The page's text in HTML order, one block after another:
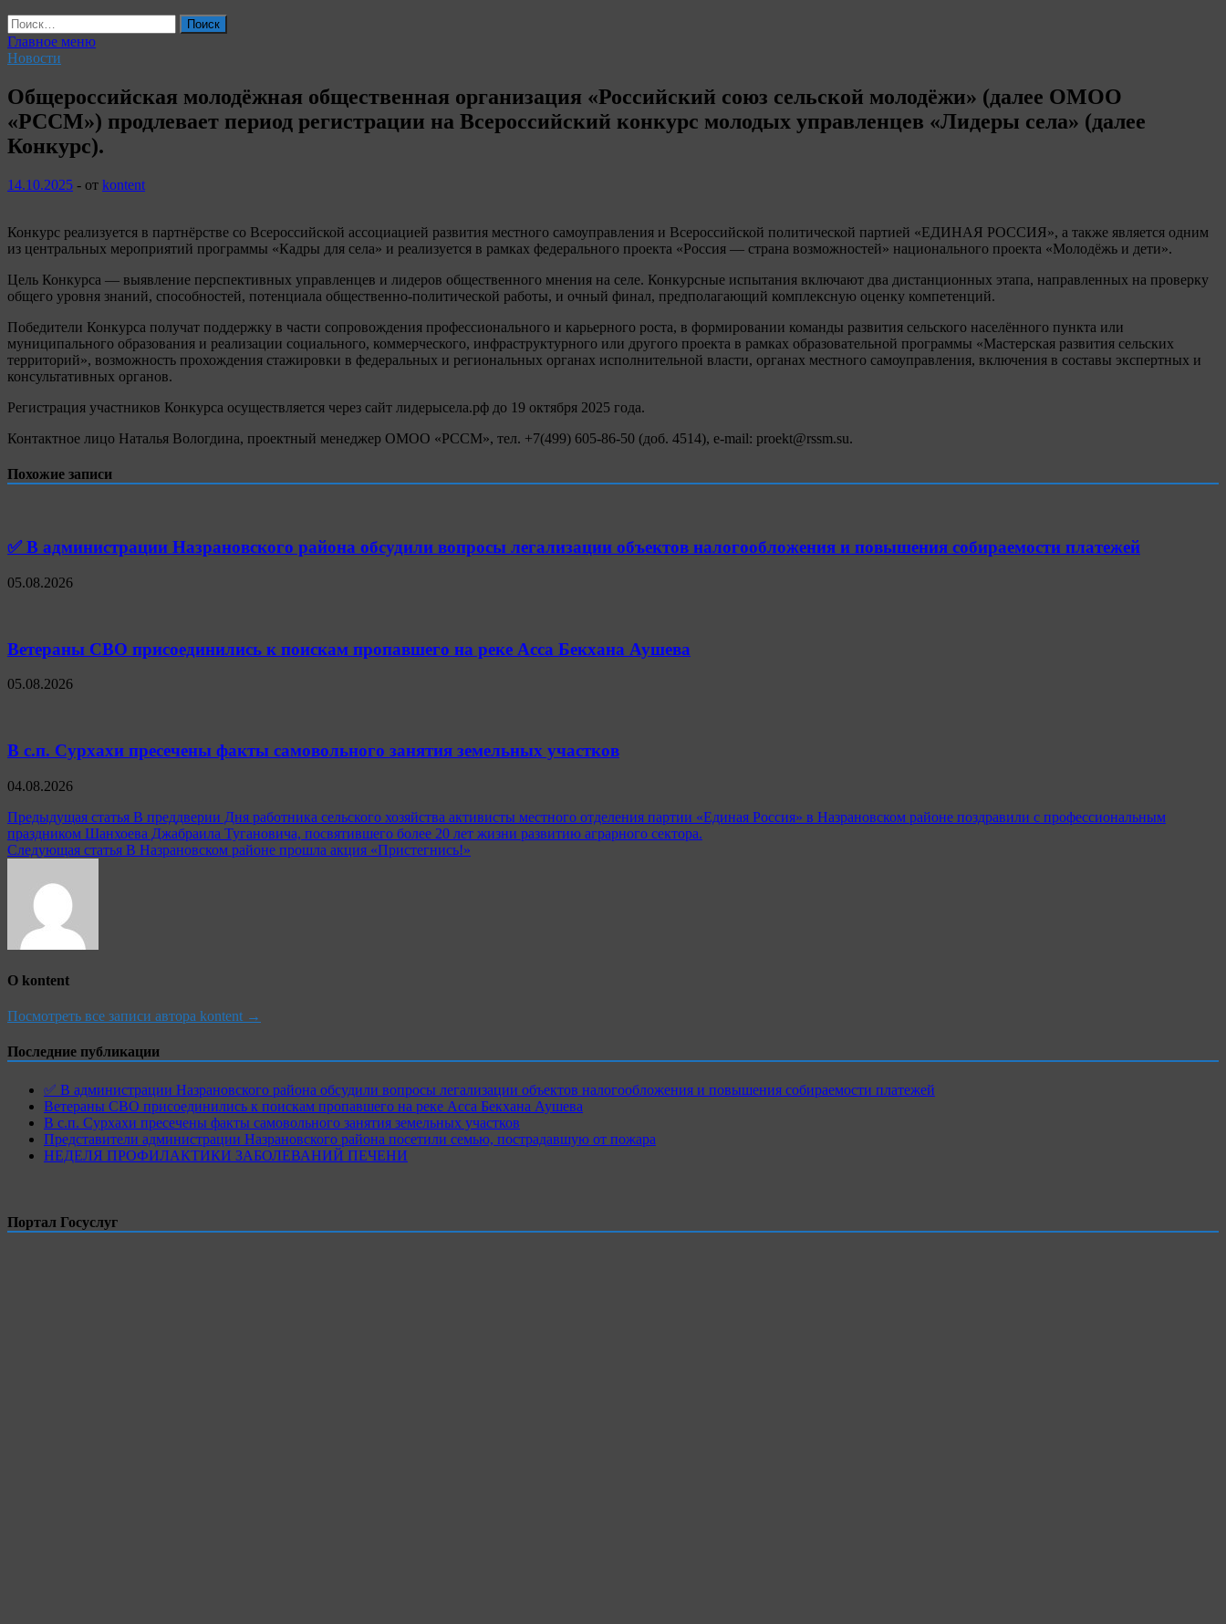
Найти:
Главное меню
Новости
Общероссийская молодёжная общественная организация «Российский союз сельской молодёжи» (далее ОМОО
«РССМ») продлевает период регистрации на Всероссийский конкурс молодых управленцев «Лидеры села» (далее
Конкурс).
14.10.2025 - от kontent
Конкурс реализуется в партнёрстве со Всероссийской ассоциацией развития местного самоуправления и Всероссийской политической партией «ЕДИНАЯ РОССИЯ», а также является одним
из центральных мероприятий программы «Кадры для села» и реализуется в рамках федерального проекта «Россия — страна возможностей» национального проекта «Молодёжь и дети».
Цель Конкурса — выявление перспективных управленцев и лидеров общественного мнения на селе. Конкурсные испытания включают два дистанционных этапа, направленных на проверку
общего уровня знаний, способностей, потенциала общественно-политической работы, и очный финал, предполагающий комплексную оценку компетенций.
Победители Конкурса получат поддержку в части сопровождения профессионального и карьерного роста, в формировании команды развития сельского населённого пункта или
муниципального образования и реализации социального, коммерческого, инфраструктурного или другого проекта в рамках образовательной программы «Мастерская развития сельских
территорий», возможность прохождения стажировки в федеральных и региональных органах исполнительной власти, органах местного самоуправления, включения в составы экспертных и
консультативных органов.
Регистрация участников Конкурса осуществляется через сайт лидерысела.рф до 19 октября 2025 года.
Контактное лицо Наталья Вологдина, проектный менеджер ОМОО «РССМ», тел. +7(499) 605-86-50 (доб. 4514), e-mail: proekt@rssm.su.
Похожие записи
✅ В администрации Назрановского района обсудили вопросы легализации объектов налогообложения и повышения собираемости платежей
05.08.2026
Ветераны СВО присоединились к поискам пропавшего на реке Асса Бекхана Аушева
05.08.2026
В с.п. Сурхахи пресечены факты самовольного занятия земельных участков
04.08.2026
Навигация
по
Предыдущая статья В преддверии Дня работника сельского хозяйства активисты местного отделения партии «Единая Россия» в Назрановском районе поздравили с профессиональным
праздником Шанхоева Джабраила Тугановича, посвятившего более 20 лет жизни развитию аграрного сектора.
Следующая статья В Назрановском районе прошла акция «Пристегнись!»
О kontent
Посмотреть все записи автора kontent →
Последние публикации
✅ В администрации Назрановского района обсудили вопросы легализации объектов налогообложения и повышения собираемости платежей
Ветераны СВО присоединились к поискам пропавшего на реке Асса Бекхана Аушева
В с.п. Сурхахи пресечены факты самовольного занятия земельных участков
Представители администрации Назрановского района посетили семью, пострадавшую от пожара
НЕДЕЛЯ ПРОФИЛАКТИКИ ЗАБОЛЕВАНИЙ ПЕЧЕНИ
Портал Госуслуг